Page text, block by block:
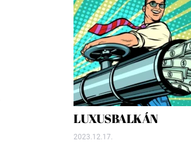
LUXUSBALKÁN
2023.12.17.